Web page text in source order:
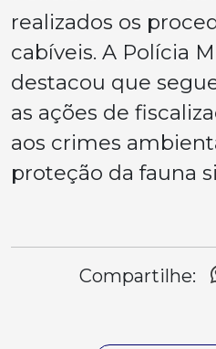
realizados os
cabíveis. A Polícia
destacou que
as ações de
aos crimes
proteção da fauna
Compartilhe: